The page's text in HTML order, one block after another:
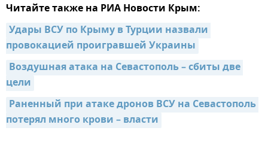
Читайте также на РИА Новости Крым:
Удары ВСУ по Крыму в Турции назвали
провокацией проигравшей Украины
Воздушная атака на Севастополь – сбиты две
цели
Раненный при атаке дронов ВСУ на Севастополь
потерял много крови – власти